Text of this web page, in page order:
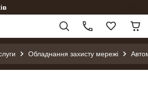
Обладнання захисту мережі